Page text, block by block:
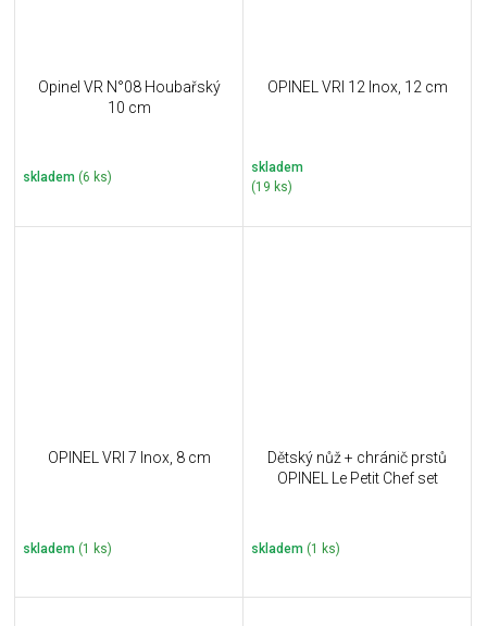
Opinel VR N°08 Houbařský
10 cm
skladem (6 ks)
OPINEL VRI 12 Inox, 12 cm
skladem
(19 ks)
OPINEL VRI 7 Inox, 8 cm
skladem (1 ks)
Dětský nůž + chránič prstů
OPINEL Le Petit Chef set
skladem (1 ks)